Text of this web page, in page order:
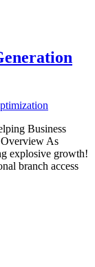
Business
As
explosive growth!
branch access